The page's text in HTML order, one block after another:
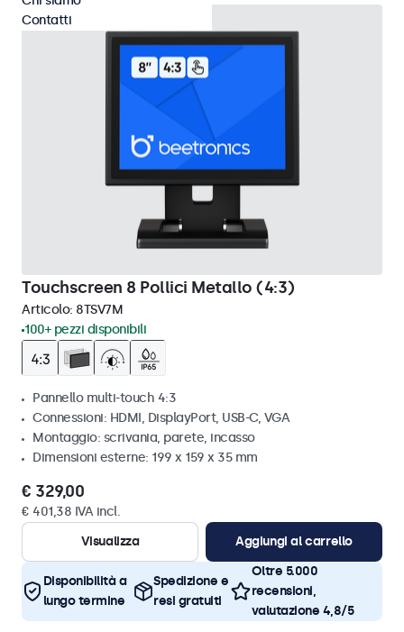
Touchscreen 8 Pollici Metallo (4:3)
Articolo: 8TSV7M
100+ pezzi disponibili
Pannello multi-touch 4:3
Connessioni: HDMI, DisplayPort, USB-C, VGA
Montaggio: scrivania, parete, incasso
Dimensioni esterne: 199 x 159 x 35 mm
€ 329,00
€ 401,38 IVA incl.
Visualizza
Aggiungi al carrello
Disponibilità a
lungo termine
Spedizione e
resi gratuiti
Oltre 5.000
recensioni,
valutazione 4,8/5
Contatti